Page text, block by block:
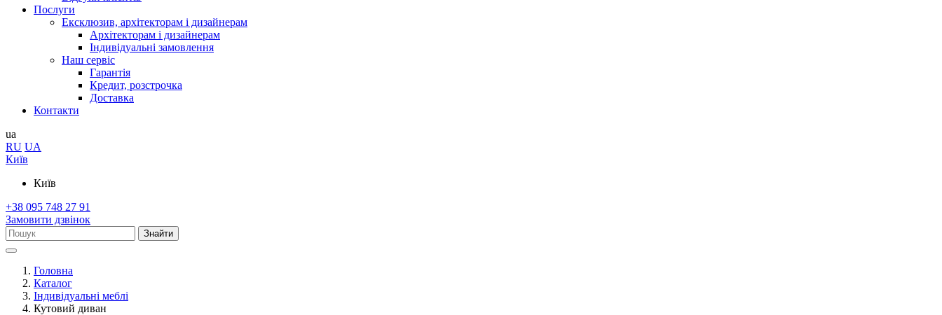
Послуги
Ексклюзив, архітекторам і дизайнерам
Архітекторам і дизайнерам
Індивідуальні замовлення
Наш сервіс
Гарантія
Кредит, розстрочка
Доставка
Контакти
ua
RU UA
Київ
Київ
+38 095 748 27 91
Замовити дзвінок
Знайти
Головна
Каталог
Індивідуальні меблі
Кутовий диван